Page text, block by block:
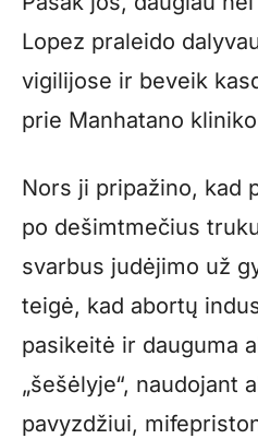
Lopez praleido
vigilijose ir beveik
prie Manhatano
Nors ji pripažino, kad
po dešimtmečius
svarbus judėjimo už
teigė, kad abortų
pasikeitė ir dauguma
„šešėlyje“, naudojant
pavyzdžiui,